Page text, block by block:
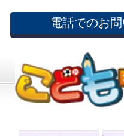
電話でのお